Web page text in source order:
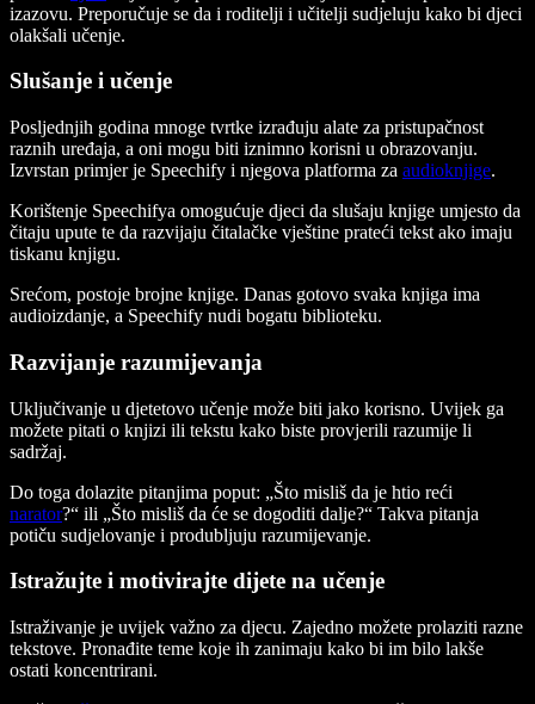
izazovu. Preporučuje se da i roditelji i učitelji sudjeluju kako bi djeci
olakšali učenje.
Slušanje i učenje
Posljednjih godina mnoge tvrtke izrađuju alate za pristupačnost
raznih uređaja, a oni mogu biti iznimno korisni u obrazovanju.
Izvrstan primjer je Speechify i njegova platforma za audioknjige.
Korištenje Speechifya omogućuje djeci da slušaju knjige umjesto da
čitaju upute te da razvijaju čitalačke vještine prateći tekst ako imaju
tiskanu knjigu.
Srećom, postoje brojne knjige. Danas gotovo svaka knjiga ima
audioizdanje, a Speechify nudi bogatu biblioteku.
Razvijanje razumijevanja
Uključivanje u djetetovo učenje može biti jako korisno. Uvijek ga
možete pitati o knjizi ili tekstu kako biste provjerili razumije li
sadržaj.
Do toga dolazite pitanjima poput: „Što misliš da je htio reći
narator?“ ili „Što misliš da će se dogoditi dalje?“ Takva pitanja
potiču sudjelovanje i produbljuju razumijevanje.
Istražujte i motivirajte dijete na učenje
Istraživanje je uvijek važno za djecu. Zajedno možete prolaziti razne
tekstove. Pronađite teme koje ih zanimaju kako bi im bilo lakše
ostati koncentrirani.